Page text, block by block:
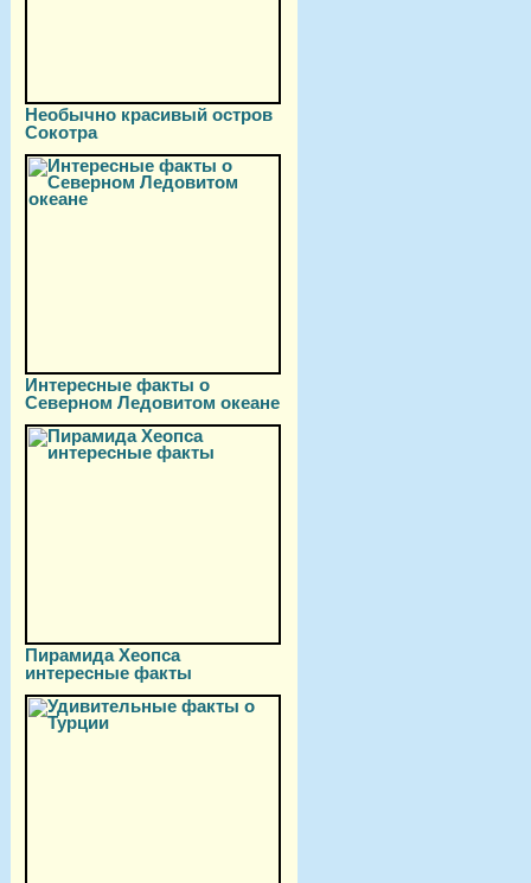
Необычно красивый остров
Сокотра
Интересные факты о
Северном Ледовитом океане
Пирамида Хеопса
интересные факты